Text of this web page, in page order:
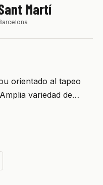
Martí
orientado al tapeo
variedad de…